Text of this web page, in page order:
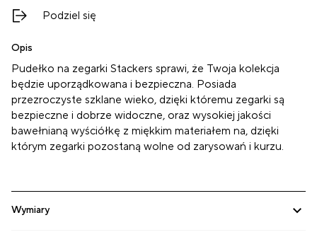
Podziel się
Opis
Pudełko na zegarki Stackers sprawi, że Twoja kolekcja
będzie uporządkowana i bezpieczna. Posiada
przezroczyste szklane wieko, dzięki któremu zegarki są
bezpieczne i dobrze widoczne, oraz wysokiej jakości
bawełnianą wyściółkę z miękkim materiałem na, dzięki
którym zegarki pozostaną wolne od zarysowań i kurzu.
Wymiary